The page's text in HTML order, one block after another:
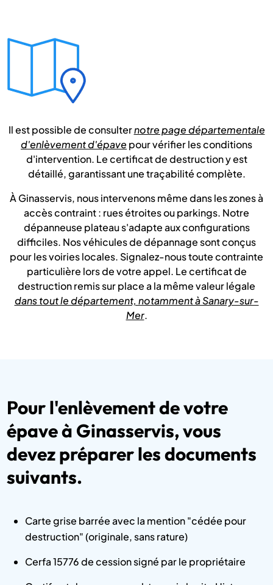
Il est possible de consulternotre page départementale
d'enlèvement d'épave pour vérifier les conditions
d'intervention. Le certificat de destruction y est
détaillé, garantissant une traçabilité complète.
À Ginasservis, nous intervenons même dans les zones à
accès contraint : rues étroites ou parkings. Notre
dépanneuse plateau s'adapte aux configurations
difficiles. Nos véhicules de dépannage sont conçus
pour les voiries locales. Signalez-nous toute contrainte
particulière lors de votre appel. Le certificat de
destruction remis sur place a la même valeur légale
dans tout le département, notamment à Sanary-sur-
Mer.
Pour l'enlèvement de votre
épave à Ginasservis, vous
devez préparer les documents
suivants.
Carte grise barrée avec la mention "cédée pour
destruction" (originale, sans rature)
Cerfa 15776 de cession signé par le propriétaire